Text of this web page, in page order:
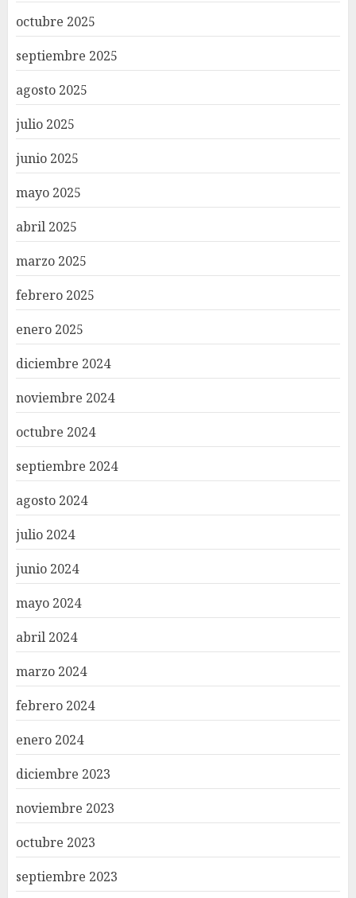
octubre 2025
septiembre 2025
agosto 2025
julio 2025
junio 2025
mayo 2025
abril 2025
marzo 2025
febrero 2025
enero 2025
diciembre 2024
noviembre 2024
octubre 2024
septiembre 2024
agosto 2024
julio 2024
junio 2024
mayo 2024
abril 2024
marzo 2024
febrero 2024
enero 2024
diciembre 2023
noviembre 2023
octubre 2023
septiembre 2023